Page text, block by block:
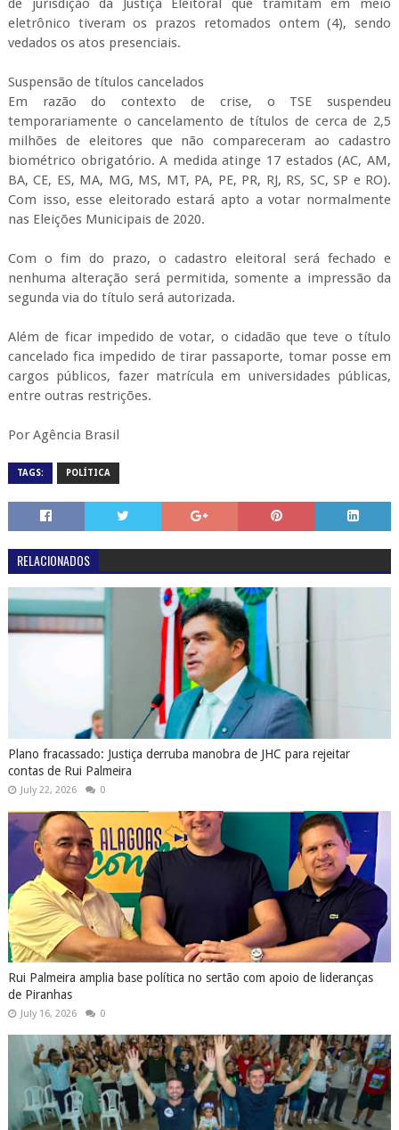
eletrônico tiveram os prazos retomados ontem (4), sendo
vedados os atos presenciais.
Suspensão de títulos cancelados
Em razão do contexto de crise, o TSE suspendeu
temporariamente o cancelamento de títulos de cerca de 2,5
milhões de eleitores que não compareceram ao cadastro
biométrico obrigatório. A medida atinge 17 estados (AC, AM,
BA, CE, ES, MA, MG, MS, MT, PA, PE, PR, RJ, RS, SC, SP e RO).
Com isso, esse eleitorado estará apto a votar normalmente
nas Eleições Municipais de 2020.
Com o fim do prazo, o cadastro eleitoral será fechado e
nenhuma alteração será permitida, somente a impressão da
segunda via do título será autorizada.
Além de ficar impedido de votar, o cidadão que teve o título
cancelado fica impedido de tirar passaporte, tomar posse em
cargos públicos, fazer matrícula em universidades públicas,
entre outras restrições.
Por Agência Brasil
TAGS: POLÍTICA
RELACIONADOS
Plano fracassado: Justiça derruba manobra de JHC para rejeitar
contas de Rui Palmeira
July 22, 2026 0
Rui Palmeira amplia base política no sertão com apoio de lideranças
de Piranhas
July 16, 2026 0